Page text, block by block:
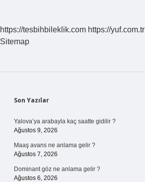
https://tesbihbileklik.com https://yuf.com.tr
Sitemap
Sidebar
Son Yazılar
Yalova’ya arabayla kaç saatte gidilir ?
Ağustos 9, 2026
Maaş avans ne anlama gelir ?
Ağustos 7, 2026
Dominant göz ne anlama gelir ?
Ağustos 6, 2026